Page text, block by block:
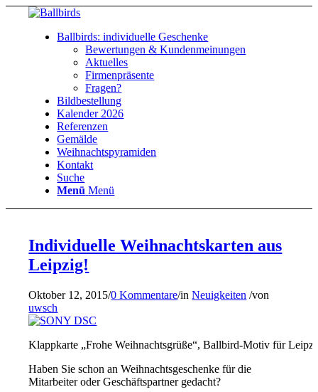
Ballbirds: individuelle Geschenke
Bewertungen & Kundenmeinungen
Aktuelles
Firmenpräsente
Fragen?
Bildbestellung
Kalender 2026
Referenzen
Gemälde
Weihnachtspyramiden
Kontakt
Suche
Menü Menü
Individuelle Weihnachtskarten aus
Leipzig!
Oktober 12, 2015/0 Kommentare/inNeuigkeiten /von
uwsch
Klappkarte „Frohe Weihnachtsgrüße“, Ballbird-Motiv für
Haben Sie schon an Weihnachtsgeschenke für die
Mitarbeiter oder Geschäftspartner gedacht?